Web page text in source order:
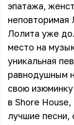
эпатажа,
неповторимая
Лолита уже
место на
уникальная
равнодушным
свою
в Shore
лучшие песни,